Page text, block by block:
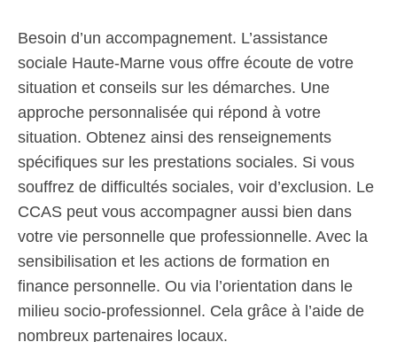
Besoin d’un accompagnement. L’assistance
sociale Haute-Marne vous offre écoute de votre
situation et conseils sur les démarches. Une
approche personnalisée qui répond à votre
situation. Obtenez ainsi des renseignements
spécifiques sur les prestations sociales. Si vous
souffrez de difficultés sociales, voir d’exclusion. Le
CCAS peut vous accompagner aussi bien dans
votre vie personnelle que professionnelle. Avec la
sensibilisation et les actions de formation en
finance personnelle. Ou via l’orientation dans le
milieu socio-professionnel. Cela grâce à l’aide de
nombreux partenaires locaux.